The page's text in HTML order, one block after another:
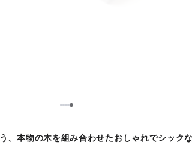
12345
、本物の木を組み合わせたおしゃれでシックな